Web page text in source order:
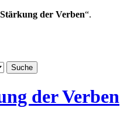
der Verben“.
der Verben